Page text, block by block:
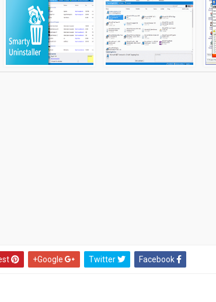
Facebook
Twitter
Google+